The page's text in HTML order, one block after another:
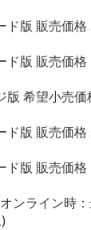
売価格
売価格
望小売価
売価格
売価格
ンライン時